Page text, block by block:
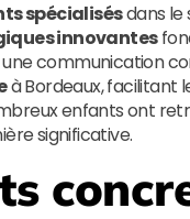
spécialisésdans le
innovantes
communication
à Bordeaux, facilitant
enfants ont
significative.